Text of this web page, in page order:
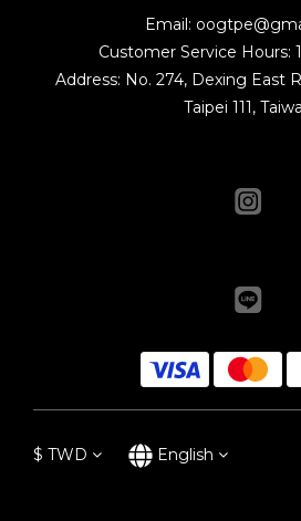
Email:
Customer Service Hours:
Address: No. 274, Dexing East
Taipei 111,
$ TWD English